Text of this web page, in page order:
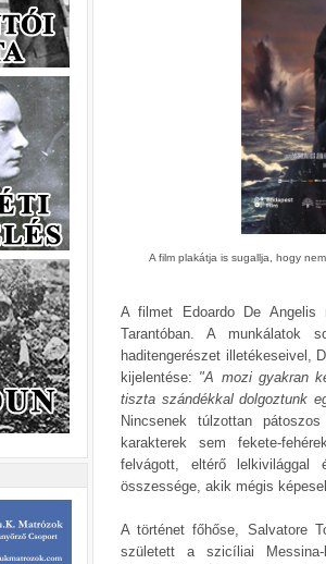
A film plakátja is sugallja, hogy
A filmet Edoardo De Angelis
Tarantóban. A munkálatok
haditengerészet illetékeseivel,
kijelentése: "A mozi gyakran
tiszta szándékkal dolgoztunk
Nincsenek túlzottan
karakterek sem fekete-
felvágott, eltérő lelkivilággal
összessége, akik mégis
A történet főhőse, Salvatore
született a szicíliai